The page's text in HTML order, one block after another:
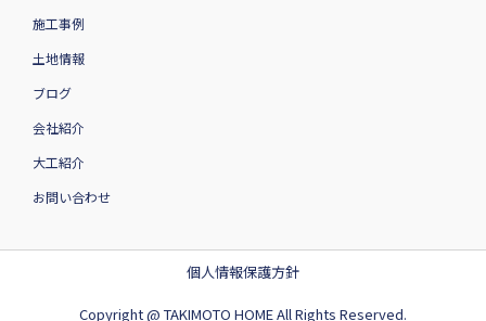
施工事例
土地情報
ブログ
会社紹介
大工紹介
お問い合わせ
個人情報保護方針
Copyright @ TAKIMOTO HOME All Rights Reserved.